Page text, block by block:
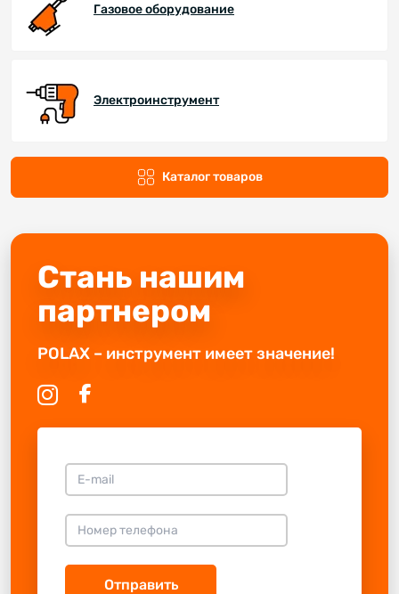
Газовое оборудование
Электроинструмент
Каталог товаров
Стань нашим
партнером
POLAX – инструмент имеет значение!
Отправить